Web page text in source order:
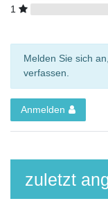
1
Melden Sie sich
verfassen.
Anmelden
zuletzt